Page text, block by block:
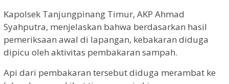
Kapolsek Tanjungpinang Timur, AKP Ahmad
Syahputra, menjelaskan bahwa berdasarkan hasil
pemeriksaan awal di lapangan, kebakaran diduga
dipicu oleh aktivitas pembakaran sampah.
Api dari pembakaran tersebut diduga merambat ke